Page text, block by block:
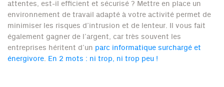
attentes, est-il efficient et sécurisé ? Mettre en place un
environnement de travail adapté à votre activité permet de
minimiser les risques d’intrusion et de lenteur. Il vous fait
également gagner de l’argent, car très souvent les
entreprises héritent d’un parc informatique surchargé et
énergivore. En 2 mots : ni trop, ni trop peu !